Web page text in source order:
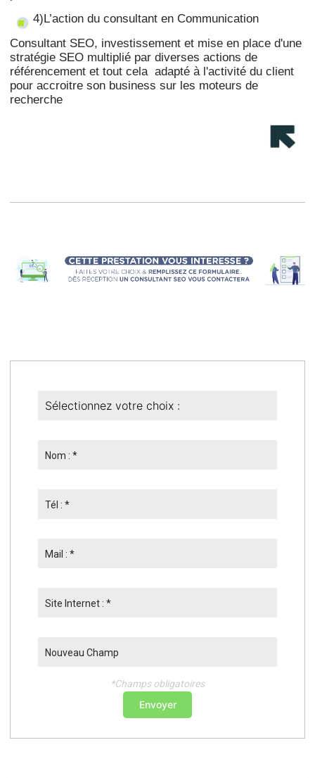
4)L’action du consultant en Communication
Consultant SEO, investissement et mise en place d'une
stratégie SEO multiplié par diverses actions de
référencement et tout cela adapté à l'activité du client
pour accroitre son business sur les moteurs de
recherche
Nom : *
Tél : *
Mail : *
Site Internet : *
Nouveau Champ
*Champs obligatoires
Envoyer